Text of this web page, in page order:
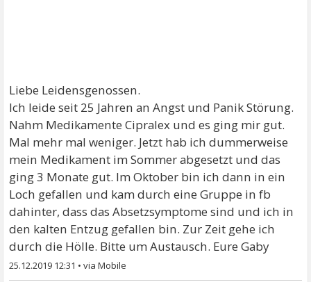
Liebe Leidensgenossen.
Ich leide seit 25 Jahren an Angst und Panik Störung.
Nahm Medikamente Cipralex und es ging mir gut.
Mal mehr mal weniger. Jetzt hab ich dummerweise
mein Medikament im Sommer abgesetzt und das
ging 3 Monate gut. Im Oktober bin ich dann in ein
Loch gefallen und kam durch eine Gruppe in fb
dahinter, dass das Absetzsymptome sind und ich in
den kalten Entzug gefallen bin. Zur Zeit gehe ich
durch die Hölle. Bitte um Austausch. Eure Gaby
25.12.2019 12:31 •